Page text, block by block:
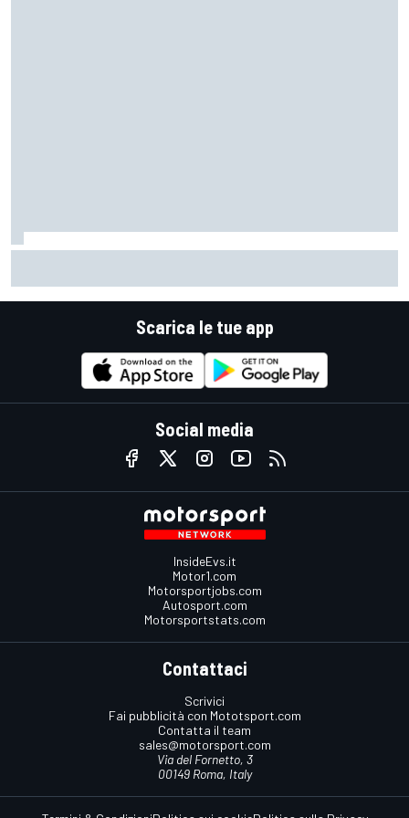
Scarica le tue app
Social media
InsideEvs.it
Motor1.com
Motorsportjobs.com
Autosport.com
Motorsportstats.com
Contattaci
Scrivici
Fai pubblicità con Mototsport.com
Contatta il team
sales@motorsport.com
Via del Fornetto, 3
00149 Roma, Italy